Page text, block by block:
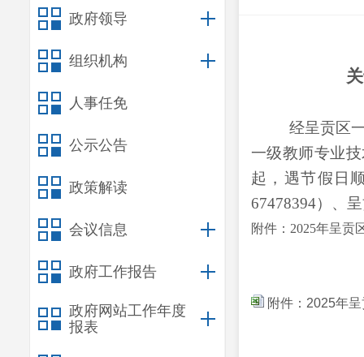
政府领导
组织机构
人事任免
公示公告
政策解读
会议信息
政府工作报告
政府网站工作年度
报表
经呈贡区
一级教师专业
起，遇节假日
67478394） 、
附件： 2025年呈贡
附件：2025年